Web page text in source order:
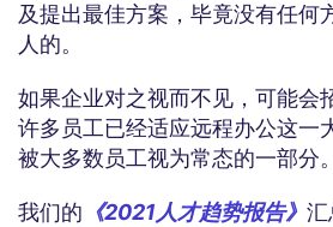
及提出最佳方案，毕竟没有任何
人的。
如果企业对之视而不见，可能会
许多员工已经适应远程办公这一
被大多数员工视为常态的一部分。
我们的 《2021人才趋势报告》